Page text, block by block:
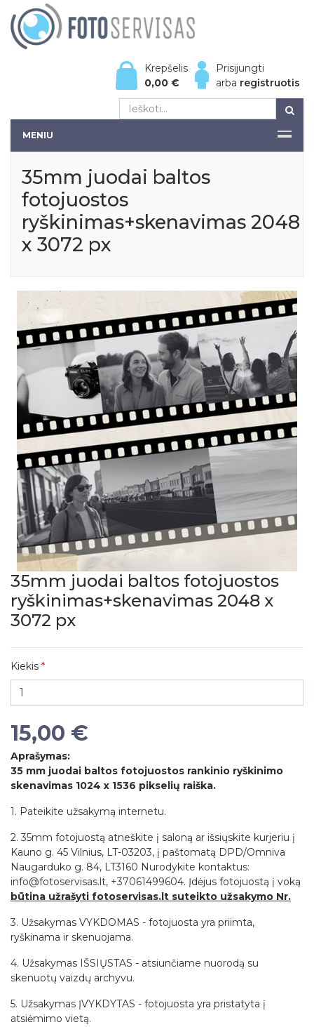
Prisijungti
arba registruotis
Krepšelis
0,00 €
MENIU
35mm juodai baltos
fotojuostos
ryškinimas+skenavimas 2048
x 3072 px
35mm juodai baltos fotojuostos
ryškinimas+skenavimas 2048 x
3072 px
Kiekis
15,00 €
Aprašymas:
35 mm juodai baltos fotojuostos rankinio ryškinimo
skenavimas 1024 x 1536 pikselių raiška.
1. Pateikite užsakymą internetu.
2. 35mm fotojuostą atneškite į saloną ar išsiųskite kurjeriu į
Kauno g. 45 Vilnius, LT-03203, į paštomatą DPD/Omniva
Naugarduko g. 84, LT3160 Nurodykite kontaktus:
info@fotoservisas.lt, +37061499604. Įdėjus fotojuostą į voką
būtina užrašyti fotoservisas.lt suteikto užsakymo Nr.
3. Užsakymas VYKDOMAS - fotojuosta yra priimta,
ryškinama ir skenuojama.
4. Užsakymas IŠSIŲSTAS - atsiunčiame nuorodą su
skenuotų vaizdų archyvu.
5. Užsakymas ĮVYKDYTAS - fotojuosta yra pristatyta į
atsiėmimo vietą.